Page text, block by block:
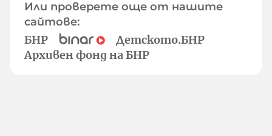
Или проверете още от нашите
сайтове:
БНР
Детското.БНР
Архивен фонд на БНР